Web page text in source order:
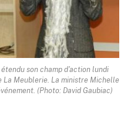
son champ d'action lundi
Meublerie. La ministre Michelle
(Photo: David Gaubiac)